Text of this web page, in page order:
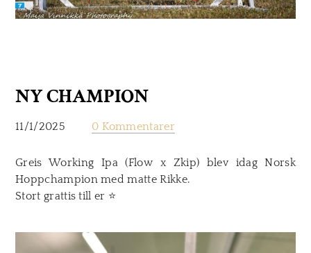
NY CHAMPION
11/1/2025 0 Kommentarer
Greis Working Ipa (Flow x Zkip) blev idag Norsk
Hoppchampion med matte Rikke.
​Stort grattis till er ​ ⭐️